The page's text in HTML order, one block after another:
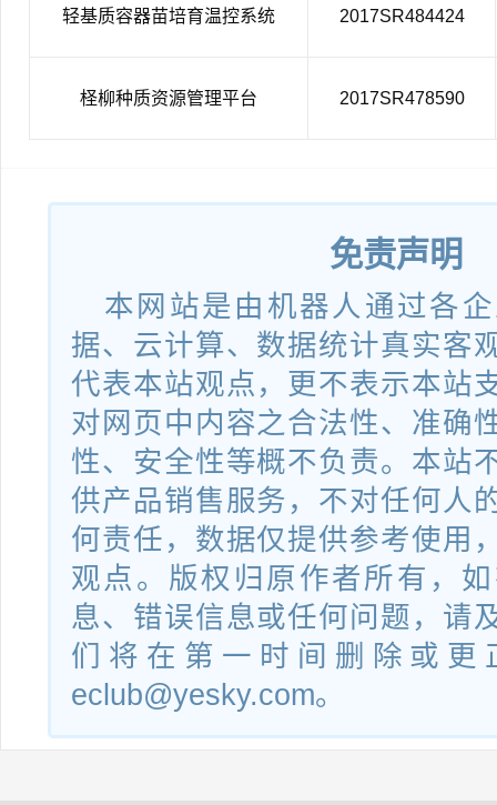
轻基质容器苗培育温控系统 2017SR484424
柽柳种质资源管理平台 2017SR478590
免责声明
本网站是由机器人通过各
据、云计算、数据统计真实客
代表本站观点，更不表示本站
对网页中内容之合法性、准确
性、安全性等概不负责。本站
供产品销售服务，不对任何人
何责任，数据仅提供参考使用
观点。版权归原作者所有，
息、错误信息或任何问题，请
们将在第一时间删除或更
eclub@yesky.com。